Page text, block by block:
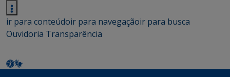
ir para conteúdoir para navegaçãoir para busca
Ouvidoria Transparência